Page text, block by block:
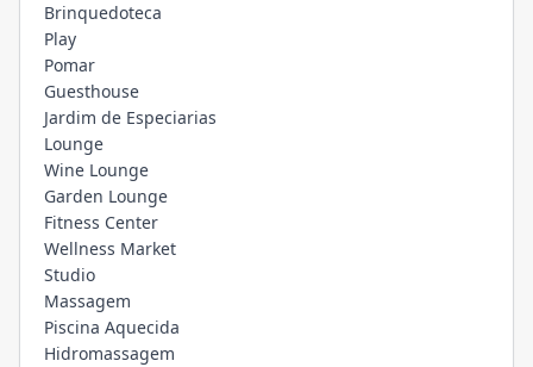
Brinquedoteca
Play
Pomar
Guesthouse
Jardim de Especiarias
Lounge
Wine Lounge
Garden Lounge
Fitness Center
Wellness Market
Studio
Massagem
Piscina Aquecida
Hidromassagem